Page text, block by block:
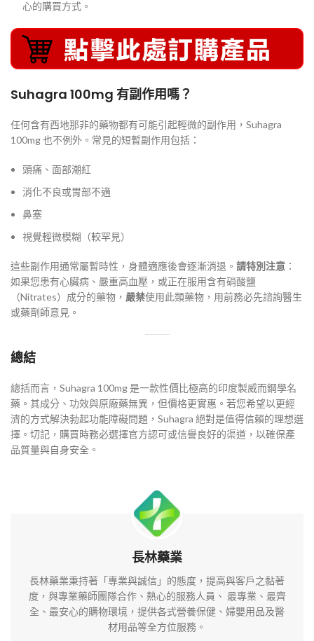
心的購買方式。
Suhagra 100mg 有副作用嗎？
任何含有西地那非的藥物都有可能引起輕微的副作用，Suhagra
100mg 也不例外。常見的短暫副作用包括：
頭痛、面部潮紅
消化不良或胃部不適
鼻塞
視覺輕微模糊（較罕見）
這些副作用通常屬暫時性，身體適應後會逐漸消退。 請特別注意 ：
如果您患有心臟病、嚴重高血壓，或正在服用含有硝酸鹽
（Nitrates）成分的藥物， 嚴禁使用此類藥物，用前務必先諮詢醫生
或藥劑師意見。
總結
總括而言，Suhagra 100mg 是一款性價比極高的印度製威而鋼學名
藥。其成分、功效與原廠藥無異，但價格更實惠。若您希望以更經
濟的方式解決勃起功能障礙問題，Suhagra 絕對是值得信賴的理想選
擇。切記，購買時務必選擇官方認可或信譽良好的渠道，以確保產
品質量與自身安全。
長林藥業
長林藥業秉持著「專業與誠信」的態度，提高與客戶之黏著
度，與專業藥師團隊合作、熱心的服務人員、 最專業、最齊
全、最安心的購物環境，提供各式營養保健、婦嬰用品及醫
材用品等全方位服務。